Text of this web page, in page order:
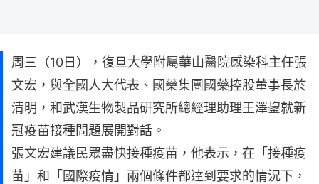
周三（10日），復旦大學附屬華山醫院感染科主任張
文宏，與全國人大代表、國藥集團國藥控股董事長於
清明，和武漢生物製品研究所總經理助理王澤鋆就新
冠疫苗接種問題展開對話。
張文宏建議民眾盡快接種疫苗，他表示，在「接種疫
苗」和「國際疫情」兩個條件都達到要求的情況下，